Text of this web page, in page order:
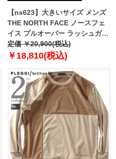
【ns623】大きいサイズ メンズ
THE NORTH FACE ノースフェ
イス プルオーバー ラッシュガー
ド パーカー USA直輸入
nm5pp05a
定価 ￥20,900(税込)
￥18,810(税込)